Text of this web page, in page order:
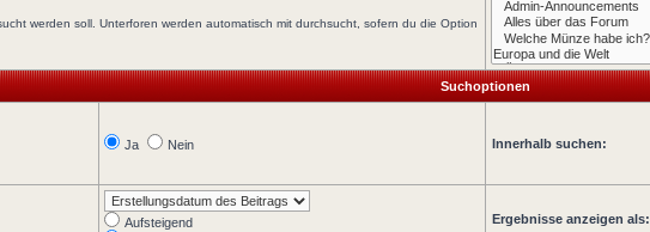
werden soll. Unterforen werden automatisch mit durchsucht, sofern du die Option
Suchoptionen
Ja Nein Innerhalb suchen:
Aufsteigend
Ergebnisse anzeigen als: